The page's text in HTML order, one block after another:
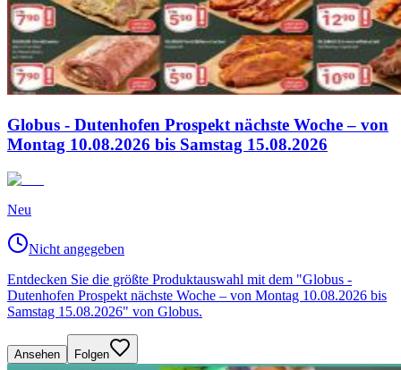
Globus - Dutenhofen Prospekt nächste Woche – von
Montag 10.08.2026 bis Samstag 15.08.2026
Neu
Nicht angegeben
Entdecken Sie die größte Produktauswahl mit dem "Globus -
Dutenhofen Prospekt nächste Woche – von Montag 10.08.2026 bis
Samstag 15.08.2026" von Globus.
Ansehen Folgen